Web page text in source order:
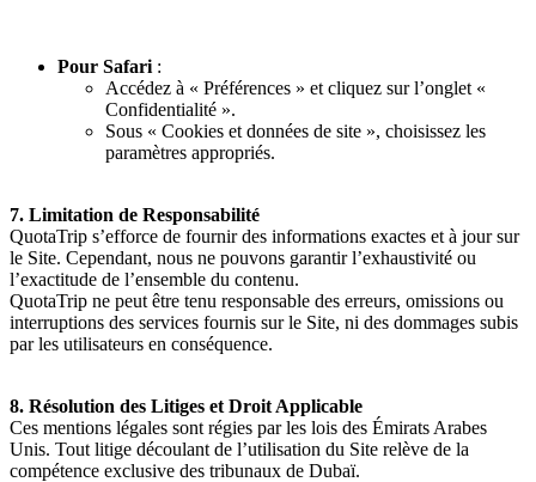
Pour Safari :
Accédez à « Préférences » et cliquez sur l’onglet «
Confidentialité ».
Sous « Cookies et données de site », choisissez les
paramètres appropriés.
7. Limitation de Responsabilité
QuotaTrip s’efforce de fournir des informations exactes et à jour sur
le Site. Cependant, nous ne pouvons garantir l’exhaustivité ou
l’exactitude de l’ensemble du contenu.
QuotaTrip ne peut être tenu responsable des erreurs, omissions ou
interruptions des services fournis sur le Site, ni des dommages subis
par les utilisateurs en conséquence.
8. Résolution des Litiges et Droit Applicable
Ces mentions légales sont régies par les lois des Émirats Arabes
Unis. Tout litige découlant de l’utilisation du Site relève de la
compétence exclusive des tribunaux de Dubaï.